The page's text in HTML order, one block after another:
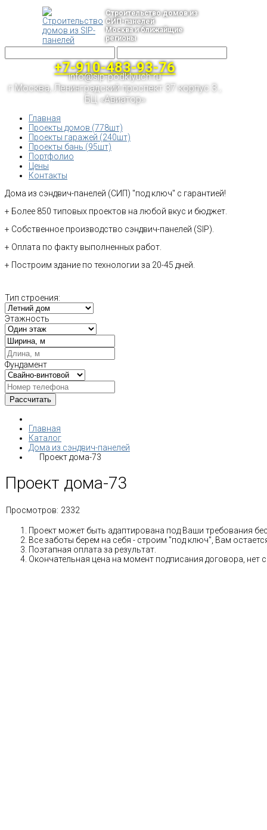
Строительство домов из
СИП-панелей
Москва и ближайщие
регионы
+7-910-483-93-76
info@sip-podklyuch.ru
г.Москва, Ленинградский проспект 37 корпус 3 ,
БЦ «Авиатор»
Главная
Проекты домов (778шт)
Проекты гаражей (240шт)
Проекты бань (95шт)
Портфолио
Цены
Контакты
Дома из сэндвич-панелей (СИП) "под ключ" с гарантией!
+ Более 850 типовых проектов на любой вкус и бюджет.
+ Собственное производство сэндвич-панелей (SIP).
+ Оплата по факту выполненных работ.
+ Построим здание по технологии за 20-45 дней.
Тип строения:
Этажность
Фундамент
Главная
Каталог
Дома из сэндвич-панелей
Проект дома-73
Проект дома-73
Просмотров: 2332
Проект может быть адаптирована под Ваши требования
Все заботы берем на себя - строим "под ключ", Вам
Поэтапная оплата за результат.
Окончательная цена на момент подписания договора, нет